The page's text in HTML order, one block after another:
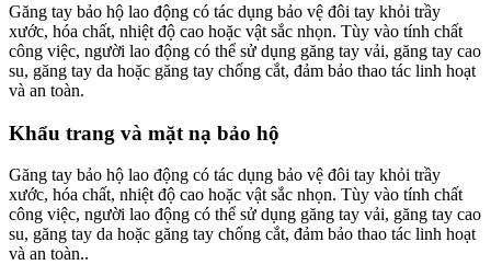
Găng tay bảo hộ lao động có tác dụng bảo vệ đôi tay khỏi trầy
xước, hóa chất, nhiệt độ cao hoặc vật sắc nhọn. Tùy vào tính chất
công việc, người lao động có thể sử dụng găng tay vải, găng tay cao
su, găng tay da hoặc găng tay chống cắt, đảm bảo thao tác linh hoạt
và an toàn.
Khẩu trang và mặt nạ bảo hộ
Găng tay bảo hộ lao động có tác dụng bảo vệ đôi tay khỏi trầy
xước, hóa chất, nhiệt độ cao hoặc vật sắc nhọn. Tùy vào tính chất
công việc, người lao động có thể sử dụng găng tay vải, găng tay cao
su, găng tay da hoặc găng tay chống cắt, đảm bảo thao tác linh hoạt
và an toàn..